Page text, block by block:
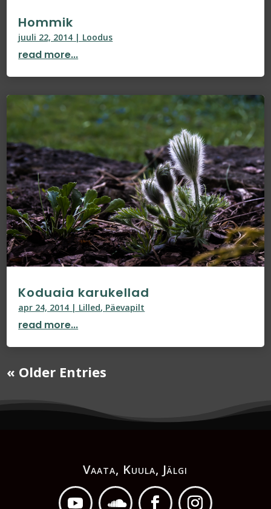
Hommik
juuli 22, 2014 | Loodus
read more...
Koduaia karukellad
apr 24, 2014 | Lilled, Päevapilt
read more...
« Older Entries
Vaata, Kuula, Jälgi